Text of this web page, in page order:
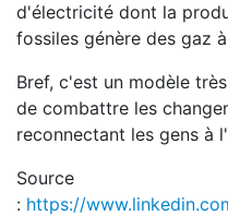
d'électricité dont la
fossiles génère des gaz
Bref, c'est un modèle
de combattre les
reconnectant les gens à
Source
: https://